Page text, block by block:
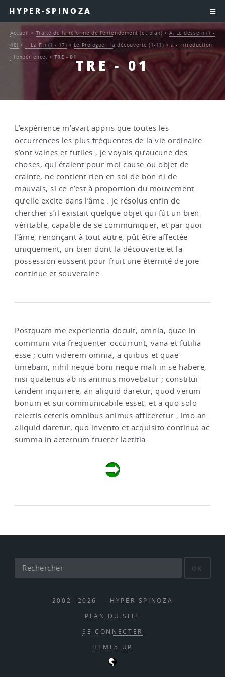
HYPER-SPINOZA
TRE - 01
Accueil > Traité de la réforme de l’entendement (et plan)>A. Le dessein (1 -
48) > I. La Fin (1 - 17) > Le Prologue : la découverte (1-11) >a - Introduction
: l’expérience.
> TRE - 01
L’expérience m’avait appris que toutes les
occurrences les plus fréquentes de la vie ordinaire
s’ont vaines et futiles ; je voyais qu’aucune des
choses, qui étaient pour moi cause ou objet de
crainte, ne contient rien en soi de bon ni de
mauvais, si ce n’est à proportion du mouvement
qu’elle excite dans l’âme : je résolus enfin de
chercher s’il existait quelque objet qui fût un bien
véritable, capable de se communiquer, et par quoi
l’âme, renonçant à tout autre, pût être affectée
uniquement, un bien dont la découverte et la
possession eussent pour fruit une éternité de joie
continue et souveraine.
Postquam me experientia docuit, omnia, quae in
communi vita frequenter occurrunt, vana et futilia
esse ; cum viderem omnia, a quibus et quae
timebam, nihil neque boni neque mali in se habere,
nisi quatenus ab iis animus movebatur ; constitui
tandem inquirere, an aliquid daretur, quod verum
bonum et sui communicabile esset, et a quo solo
reiectis ceteris omnibus animus afficeretur ; imo an
aliquid daretur, quo invento et acquisito continua ac
summa in aeternum fruerer laetitia.
OK
2002- 2026 — HYPER-SPINOZA
PLAN DU SITE
SE CONNECTER
HTML5 UP